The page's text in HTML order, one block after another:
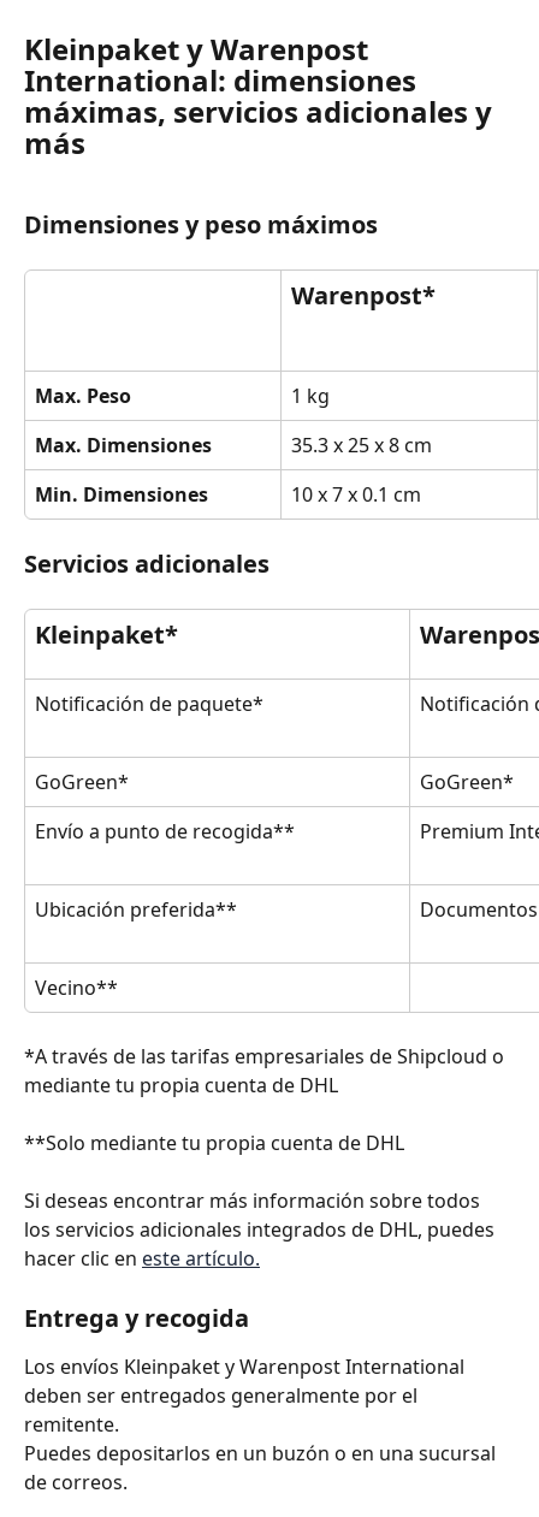
Kleinpaket y Warenpost
International: dimensiones
máximas, servicios adicionales y
más
Dimensiones y peso máximos
Warenpost*
Max. Peso
1 kg
Max. Dimensiones
35.3 x 25 x 8 cm
Min. Dimensiones
10 x 7 x 0.1 cm
Servicios adicionales
Kleinpaket*
Notificación de paquete* Notificación
GoGreen*
GoGreen*
Envío a punto de recogida**
Premium
Ubicación preferida**
Vecino**
*A través de las tarifas empresariales de Shipcloud o
mediante tu propia cuenta de DHL
**Solo mediante tu propia cuenta de DHL
Si deseas encontrar más información sobre todos
los servicios adicionales integrados de DHL, puedes
hacer clic en este artículo.
Entrega y recogida
Los envíos Kleinpaket y Warenpost International
deben ser entregados generalmente por el
remitente.
Puedes depositarlos en un buzón o en una sucursal
de correos.